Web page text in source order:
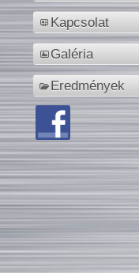
Kapcsolat
Galéria
Eredmények